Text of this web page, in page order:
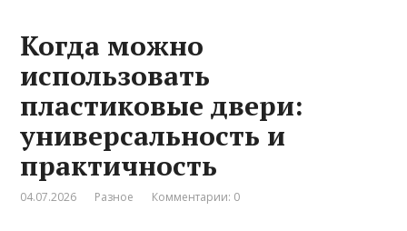
Когда можно
использовать
пластиковые двери:
универсальность и
практичность
04.07.2026 Разное Комментарии: 0